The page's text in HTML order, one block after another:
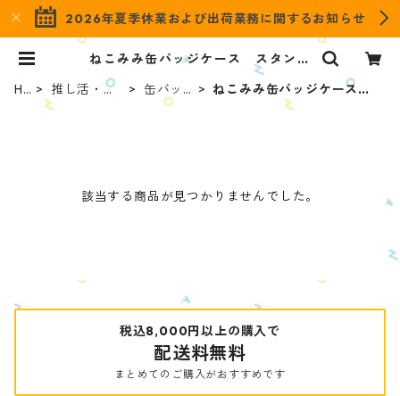
2026年夏季休業および出荷業務に関するお知らせ
ねこみみ缶バッジケース スタンダ
ードカラー | OZaKKa（オザッカ）
official online shop
H
推し活・オ
タ活グッズ
缶バッ
ジケー
ねこみみ缶バッジケース
スタンダードカラー
該当する商品が見つかりませんでした。
税込8,000円以上の購入で
配送料無料
まとめてのご購入がおすすめです